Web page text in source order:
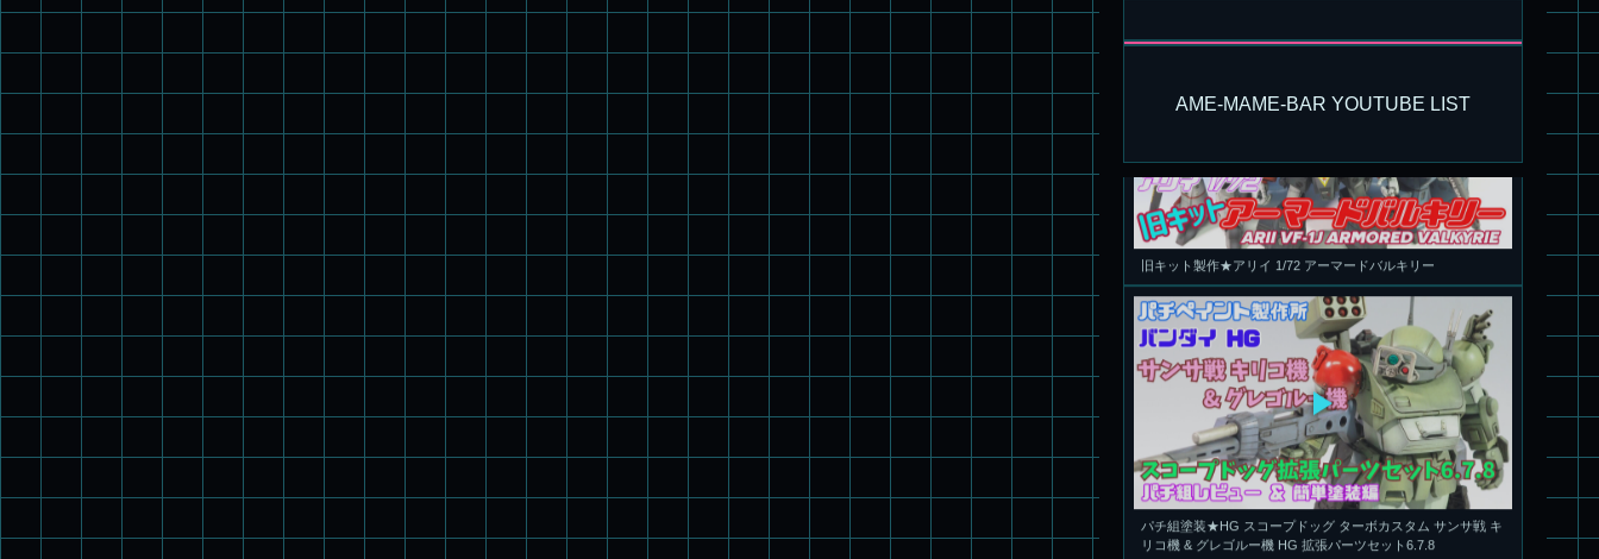
AME-MAME-BAR YOUTUBE LIST
旧キット製作★アリイ 1/72 アーマードバルキリー
パチ組塗装★HG スコープドッグ ターボカスタム サンサ戦 キ
リコ機 & グレゴルー機 HG 拡張パーツセット6.7.8